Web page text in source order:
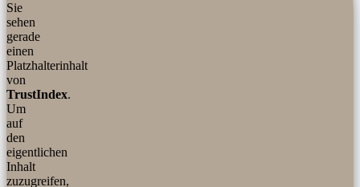
Sie
sehen
gerade
einen
Platzhalterinhalt
von
TrustIndex.
Um
auf
den
eigentlichen
Inhalt
zuzugreifen,